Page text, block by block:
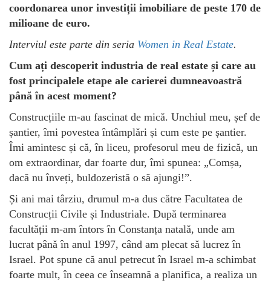
coordonarea unor investiții imobiliare de peste 170 de
milioane de euro.
Interviul este parte din seria Women in Real Estate.
Cum ați descoperit industria de real estate și care au
fost principalele etape ale carierei dumneavoastră
până în acest moment?
Construcțiile m-au fascinat de mică. Unchiul meu, șef de
șantier, îmi povestea întâmplări și cum este pe șantier.
Îmi amintesc și că, în liceu, profesorul meu de fizică, un
om extraordinar, dar foarte dur, îmi spunea: „Comșa,
dacă nu înveți, buldozeristă o să ajungi!”.
Și ani mai târziu, drumul m-a dus către Facultatea de
Construcții Civile și Industriale. După terminarea
facultății m-am întors în Constanța natală, unde am
lucrat până în anul 1997, când am plecat să lucrez în
Israel. Pot spune că anul petrecut în Israel m-a schimbat
foarte mult, în ceea ce înseamnă a planifica, a realiza un